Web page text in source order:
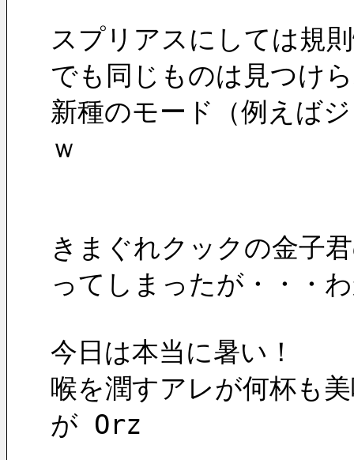
スプリアスにしては規
でも同じものは見つけ
新種のモード（例えば
ｗ
きまぐれクックの金子
ってしまったが・・・
今日は本当に暑い！
喉を潤すアレが何杯も
が Orz